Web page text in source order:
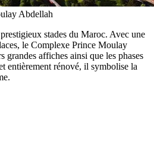
Abdellah
stades du Maroc. Avec une
le Complexe Prince Moulay
grandes affiches ainsi que les phases
entièrement rénové, il symbolise la